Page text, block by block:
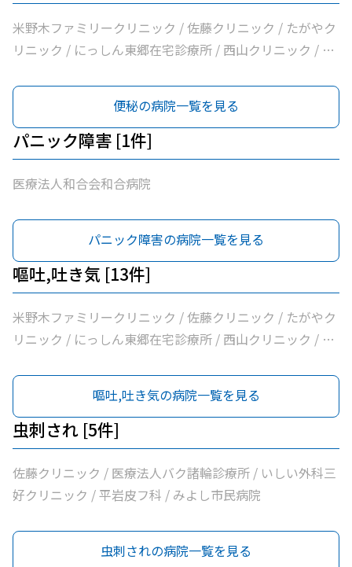
米野木ファミリークリニック / 佐藤クリニック / たがやク
リニック / にっしん東郷在宅診療所 / 西山クリニック / 医
外科三好クリニック / みすクリニック / たきざわ胃腸科外
科 / 医療法人白宇会天王内科 / 永井医院 / みよし市民病院
便秘の病院一覧を見る
パニック障害 [1件]
医療法人和合会和合病院
パニック障害の病院一覧を見る
嘔吐,吐き気 [13件]
米野木ファミリークリニック / 佐藤クリニック / たがやク
リニック / にっしん東郷在宅診療所 / 西山クリニック / 医
外科三好クリニック / みすクリニック / たきざわ胃腸科外
科 / 医療法人白宇会天王内科 / 永井医院 / みよし市民病院
嘔吐,吐き気の病院一覧を見る
虫刺され [5件]
佐藤クリニック / 医療法人バク諸輪診療所 / いしい外科三
好クリニック / 平岩皮フ科 / みよし市民病院
虫刺されの病院一覧を見る